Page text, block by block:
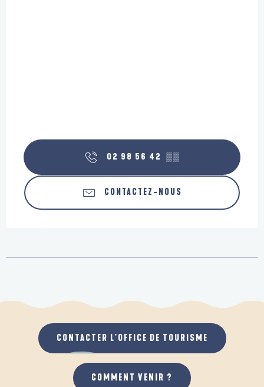
02 98 56 42 ▒▒
CONTACTEZ-NOUS
CONTACTER L'OFFICE DE TOURISME
COMMENT VENIR ?